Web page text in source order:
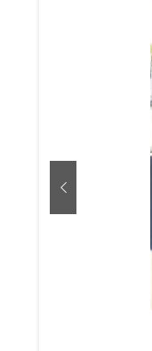
zurück